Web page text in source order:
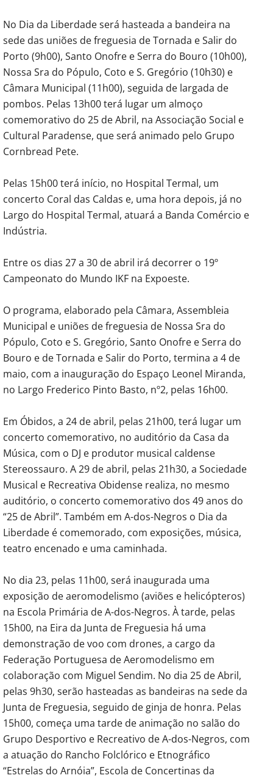
No Dia da Liberdade será hasteada a bandeira na
sede das uniões de freguesia de Tornada e Salir do
Porto (9h00), Santo Onofre e Serra do Bouro (10h00),
Nossa Sra do Pópulo, Coto e S. Gregório (10h30) e
Câmara Municipal (11h00), seguida de largada de
pombos. Pelas 13h00 terá lugar um almoço
comemorativo do 25 de Abril, na Associação Social e
Cultural Paradense, que será animado pelo Grupo
Cornbread Pete.
Pelas 15h00 terá início, no Hospital Termal, um
concerto Coral das Caldas e, uma hora depois, já no
Largo do Hospital Termal, atuará a Banda Comércio e
Indústria.
Entre os dias 27 a 30 de abril irá decorrer o 19º
Campeonato do Mundo IKF na Expoeste.
O programa, elaborado pela Câmara, Assembleia
Municipal e uniões de freguesia de Nossa Sra do
Pópulo, Coto e S. Gregório, Santo Onofre e Serra do
Bouro e de Tornada e Salir do Porto, termina a 4 de
maio, com a inauguração do Espaço Leonel Miranda,
no Largo Frederico Pinto Basto, nº2, pelas 16h00.
Em Óbidos, a 24 de abril, pelas 21h00, terá lugar um
concerto comemorativo, no auditório da Casa da
Música, com o DJ e produtor musical caldense
Stereossauro. A 29 de abril, pelas 21h30, a Sociedade
Musical e Recreativa Obidense realiza, no mesmo
auditório, o concerto comemorativo dos 49 anos do
“25 de Abril”. Também em A-dos-Negros o Dia da
Liberdade é comemorado, com exposições, música,
teatro encenado e uma caminhada.
No dia 23, pelas 11h00, será inaugurada uma
exposição de aeromodelismo (aviões e helicópteros)
na Escola Primária de A-dos-Negros. À tarde, pelas
15h00, na Eira da Junta de Freguesia há uma
demonstração de voo com drones, a cargo da
Federação Portuguesa de Aeromodelismo em
colaboração com Miguel Sendim. No dia 25 de Abril,
pelas 9h30, serão hasteadas as bandeiras na sede da
Junta de Freguesia, seguido de ginja de honra. Pelas
15h00, começa uma tarde de animação no salão do
Grupo Desportivo e Recreativo de A-dos-Negros, com
a atuação do Rancho Folclórico e Etnográfico
“Estrelas do Arnóia”, Escola de Concertinas da